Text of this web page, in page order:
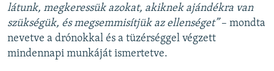
látunk, megkeressük azokat, akiknek ajándékra van
szükségük, és megsemmisítjük az ellenséget”– mondta
nevetve a drónokkal és a tüzérséggel végzett
mindennapi munkáját ismertetve.